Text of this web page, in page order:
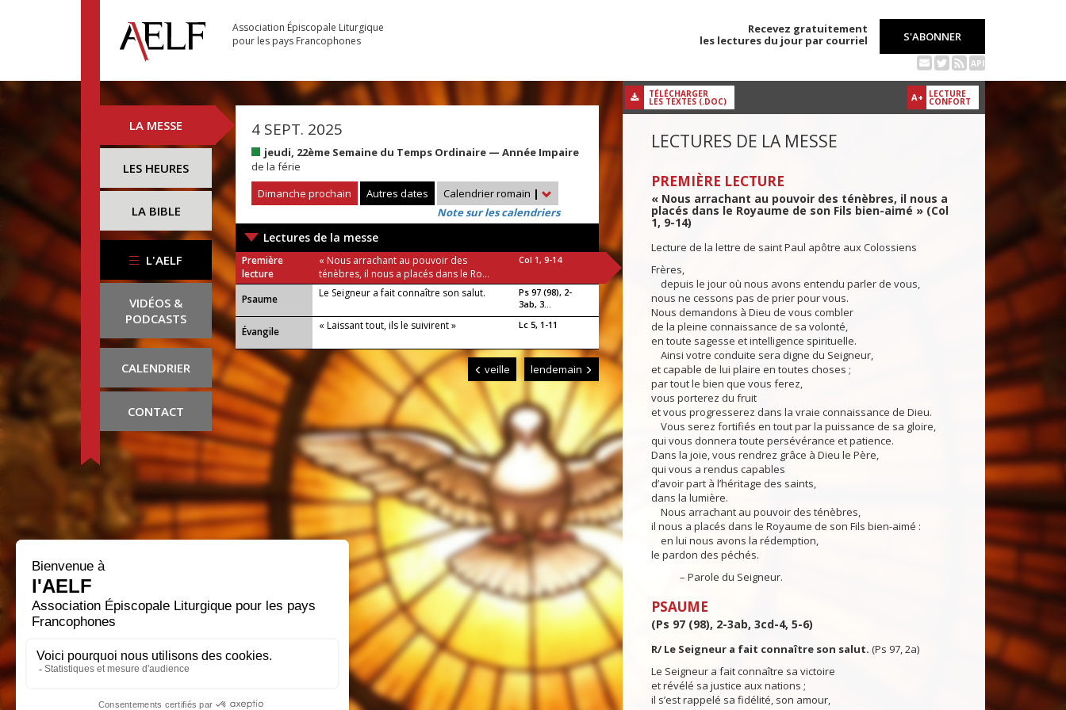
Association Épiscopale Liturgique
pour les pays Francophones
Recevez gratuitement
les lectures du jour par courriel
S'ABONNER
API
LA MESSE
LES HEURES
LA BIBLE
L'AELF
VIDÉOS &
PODCASTS
CALENDRIER
CONTACT
4 SEPT. 2025
jeudi, 22ème Semaine du Temps Ordinaire — Année Impaire
de la férie
Dimanche prochain
Autres dates Calendrier romain |
Note sur les calendriers
Lectures de la messe
Première
lecture
« Nous arrachant au pouvoir des
ténèbres, il nous a placés dans le Ro...
Col 1, 9-14
Psaume Le Seigneur a fait connaître son salut.
Ps 97 (98), 2-
3ab, 3...
Évangile « Laissant tout, ils le suivirent » Lc 5, 1-11
veille lendemain
A+ LECTURE
CONFORT
TÉLÉCHARGER
LES TEXTES (.DOC)
LECTURES DE LA MESSE
PREMIÈRE LECTURE
« Nous arrachant au pouvoir des ténèbres, il nous a
placés dans le Royaume de son Fils bien-aimé » (Col
1, 9-14)
Lecture de la lettre de saint Paul apôtre aux Colossiens
Frères,
depuis le jour où nous avons entendu parler de vous,
nous ne cessons pas de prier pour vous.
Nous demandons à Dieu de vous combler
de la pleine connaissance de sa volonté,
en toute sagesse et intelligence spirituelle.
Ainsi votre conduite sera digne du Seigneur,
et capable de lui plaire en toutes choses ;
par tout le bien que vous ferez,
vous porterez du fruit
et vous progresserez dans la vraie connaissance de Dieu.
Vous serez fortifiés en tout par la puissance de sa gloire,
qui vous donnera toute persévérance et patience.
Dans la joie, vous rendrez grâce à Dieu le Père,
qui vous a rendus capables
d’avoir part à l’héritage des saints,
dans la lumière.
Nous arrachant au pouvoir des ténèbres,
il nous a placés dans le Royaume de son Fils bien-aimé :
en lui nous avons la rédemption,
le pardon des péchés.
– Parole du Seigneur.
PSAUME
(Ps 97 (98), 2-3ab, 3cd-4, 5-6)
R/ Le Seigneur a fait connaître son salut. (Ps 97, 2a)
Le Seigneur a fait connaître sa victoire
et révélé sa justice aux nations ;
il s’est rappelé sa fidélité, son amour,